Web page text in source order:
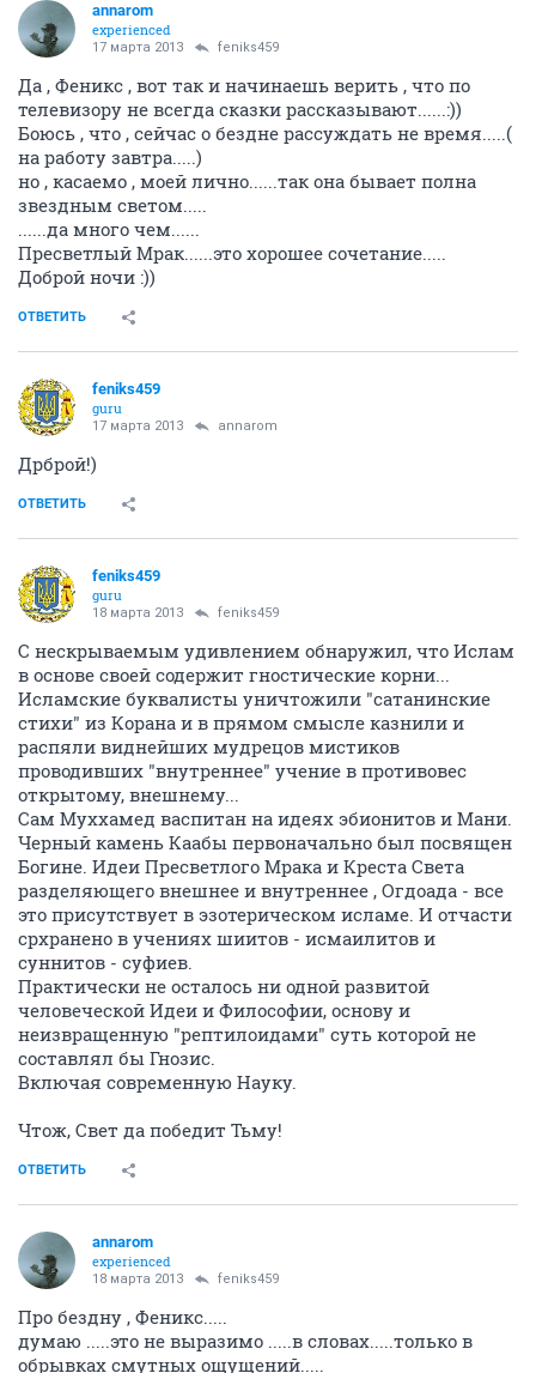
annarom
experienced
17 марта 2013 feniks459
Да , Феникс , вот так и начинаешь верить , что по
телевизору не всегда сказки рассказывают......:))
Боюсь , что , сейчас о бездне рассуждать не время.....(
на работу завтра.....)
но , касаемо , моей лично......так она бывает полна
звездным светом.....
......да много чем......
Пресветлый Мрак......это хорошее сочетание.....
Доброй ночи :))
ОТВЕТИТЬ
feniks459
guru
17 марта 2013 annarom
Дрброй!)
ОТВЕТИТЬ
feniks459
guru
18 марта 2013 feniks459
С нескрываемым удивлением обнаружил, что Ислам
в основе своей содержит гностические корни...
Исламские буквалисты уничтожили "сатанинские
стихи" из Корана и в прямом смысле казнили и
распяли виднейших мудрецов мистиков
проводивших "внутреннее" учение в противовес
открытому, внешнему...
Сам Муххамед васпитан на идеях эбионитов и Мани.
Черный камень Каабы первоначально был посвящен
Богине. Идеи Пресветлого Мрака и Креста Света
разделяющего внешнее и внутреннее , Огдоада - все
это присутствует в эзотерическом исламе. И отчасти
срхранено в учениях шиитов - исмаилитов и
суннитов - суфиев.
Практически не осталось ни одной развитой
человеческой Идеи и Философии, основу и
неизвращенную "рептилоидами" суть которой не
составлял бы Гнозис.
Включая современную Науку.
Чтож, Свет да победит Тьму!
ОТВЕТИТЬ
annarom
experienced
18 марта 2013 feniks459
Про бездну , Феникс.....
думаю .....это не выразимо .....в словах.....только в
обрывках смутных ощущений.....